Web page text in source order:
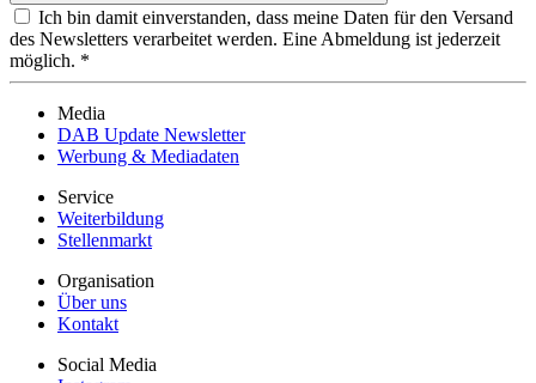
Ich bin damit einverstanden, dass meine Daten für den Versand
des Newsletters verarbeitet werden. Eine Abmeldung ist jederzeit
möglich. *
Media
DAB Update Newsletter
Werbung & Mediadaten
Service
Weiterbildung
Stellenmarkt
Organisation
Über uns
Kontakt
Social Media